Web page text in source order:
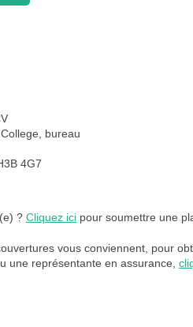
bureau
4G7
? Cliquez ici pour soumettre une
vous conviennent, pour
une représentante en assurance,